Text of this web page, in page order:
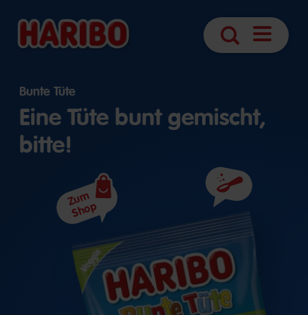
Suche
Bunte Tüte
Eine Tüte bunt gemischt,
bitte!
Zutaten
Zum
Shop